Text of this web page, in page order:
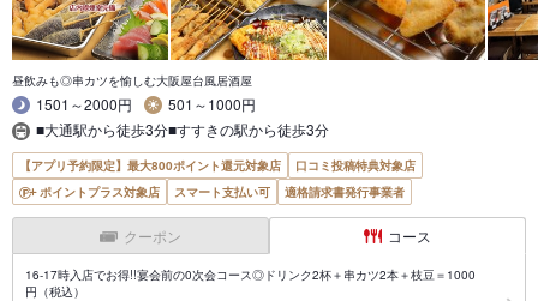
昼飲みも◎串カツを愉しむ大阪屋台風居酒屋
1501～2000円
501～1000円
■大通駅から徒歩3分■すすきの駅から徒歩3分
【アプリ予約限定】最大800ポイント還元対象店
口コミ投稿特典対象店
ポイントプラス対象店
スマート支払い可 適格請求書発行事業者
クーポン コース
16-17時入店でお得!!宴会前の0次会コース◎ドリンク2杯＋串カツ2本＋枝豆＝1000
円（税込）